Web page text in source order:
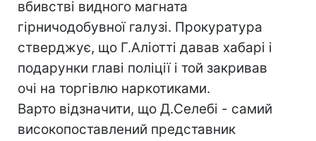
вбивстві видного магната
гірничодобувної галузі. Прокуратура
стверджує, що Г.Аліотті давав хабарі і
подарунки главі поліції і той закривав
очі на торгівлю наркотиками.
Варто відзначити, що Д.Селебі - самий
високопоставлений представник